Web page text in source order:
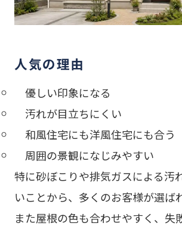
人気の理由
優しい印象になる
汚れが目立ちにくい
和風住宅にも洋風住宅にも合う
周囲の景観になじみやすい
特に砂ぼこりや排気ガスによる汚
いことから、多くのお客様が選ば
また屋根の色も合わせやすく、失